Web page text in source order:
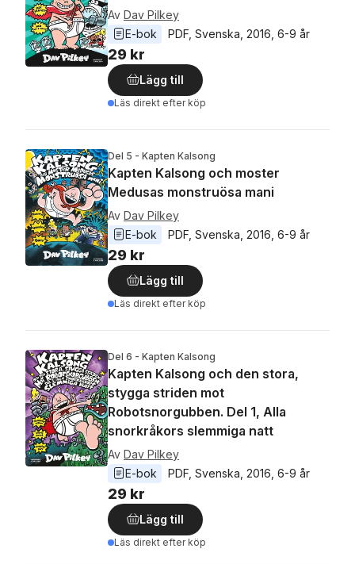
Av Dav Pilkey
E-bok
PDF Svenska 2016 6-9 år
29 kr
Lägg till
Läs direkt efter köp
Del 5 - Kapten Kalsong
Kapten Kalsong och moster
Medusas monstruösa mani
Av Dav Pilkey
E-bok
PDF Svenska 2016 6-9 år
29 kr
Lägg till
Läs direkt efter köp
Del 6 - Kapten Kalsong
Kapten Kalsong och den stora,
stygga striden mot
Robotsnorgubben. Del 1, Alla
snorkråkors slemmiga natt
Av Dav Pilkey
E-bok
PDF Svenska 2016 6-9 år
29 kr
Lägg till
Läs direkt efter köp